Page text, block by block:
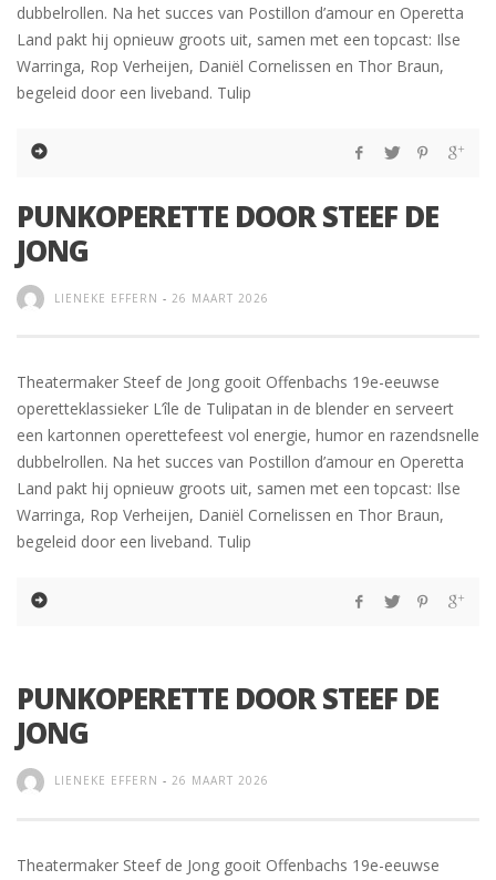
dubbelrollen. Na het succes van Postillon d’amour en Operetta
Land pakt hij opnieuw groots uit, samen met een topcast: Ilse
Warringa, Rop Verheijen, Daniël Cornelissen en Thor Braun,
begeleid door een liveband. Tulip
PUNKOPERETTE DOOR STEEF DE
JONG
LIENEKE EFFERN - 26 MAART 2026
Theatermaker Steef de Jong gooit Offenbachs 19e-eeuwse
operetteklassieker L’île de Tulipatan in de blender en serveert
een kartonnen operettefeest vol energie, humor en razendsnelle
dubbelrollen. Na het succes van Postillon d’amour en Operetta
Land pakt hij opnieuw groots uit, samen met een topcast: Ilse
Warringa, Rop Verheijen, Daniël Cornelissen en Thor Braun,
begeleid door een liveband. Tulip
PUNKOPERETTE DOOR STEEF DE
JONG
LIENEKE EFFERN - 26 MAART 2026
Theatermaker Steef de Jong gooit Offenbachs 19e-eeuwse